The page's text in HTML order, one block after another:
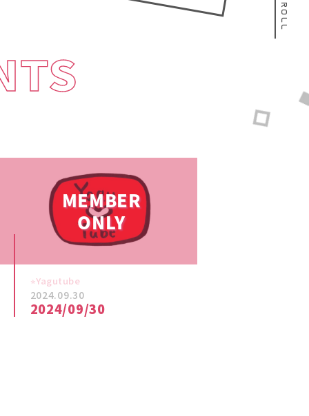
SCROLL
⭐︎Yagutube
2024.09.30
2024/09/30